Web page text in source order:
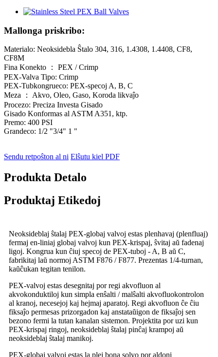
Mallonga priskribo:
Materialo: Neoksidebla Ŝtalo 304, 316, 1.4308, 1.4408, CF8,
CF8M
Fina Konekto ： PEX / Crimp
PEX-Valva Tipo: Crimp
PEX-Tubkongrueco: PEX-specoj A, B, C
Meza ： Akvo, Oleo, Gaso, Koroda likvaĵo
Procezo: Preciza Investa Gisado
Gisado Konformas al ASTM A351, ktp.
Premo: 400 PSI
Grandeco: 1/2 "3/4" 1 "
Sendu retpoŝton al ni Elŝutu kiel PDF
Produkta Detalo
Produktaj Etikedoj
Neoksideblaj ŝtalaj PEX-globaj valvoj estas plenhavaj (plenfluaj)
fermaj en-liniaj globaj valvoj kun PEX-krispaj, ŝvitaj aŭ fadenaj
ligoj. Kongrua kun ĉiuj specoj de PEX-tuboj - A, B aŭ C,
fabrikitaj laŭ normoj ASTM F876 / F877. Prezentas 1/4-turnan,
kaŭĉukan tegitan tenilon.
PEX-valvoj estas desegnitaj por regi akvofluon al
akvokonduktiloj kun simpla enŝalti / malŝalti akvofluokontrolon
al kranoj, necesejoj kaj hejmaj aparatoj. Regi akvofluon ĉe ĉiu
fiksaĵo permesas prizorgadon kaj anstataŭigon de fiksaĵoj sen
bezono fermi la tutan kanalan sistemon. Projektita por uzi kun
PEX-krispaj ringoj, neoksideblaj ŝtalaj pinĉaj krampoj aŭ
neoksideblaj ŝtalaj manikoj.
PEX-globaj valvoj estas la plej bona solvo por aldoni